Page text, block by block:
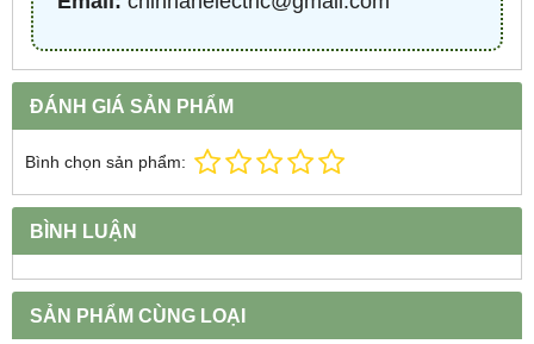
ĐÁNH GIÁ SẢN PHẨM
Bình chọn sản phẩm:
BÌNH LUẬN
SẢN PHẨM CÙNG LOẠI